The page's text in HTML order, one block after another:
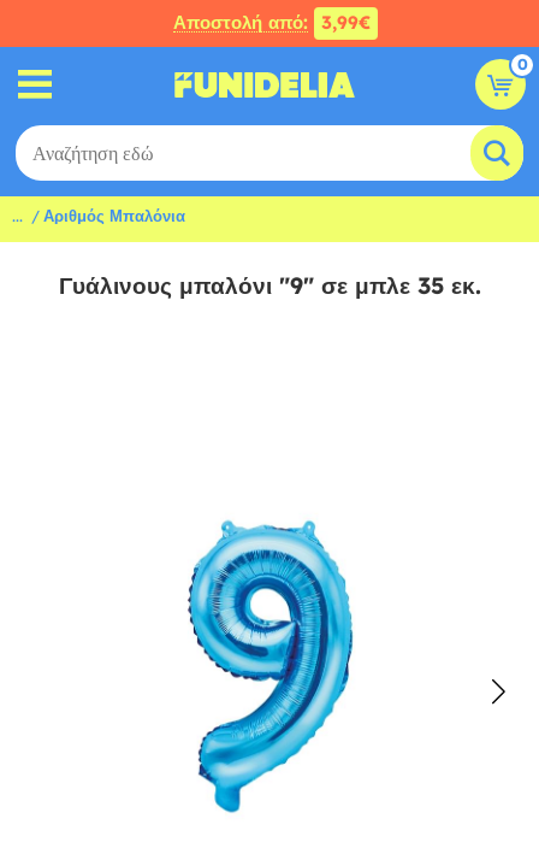
Αποστολή από: 3,99€
0
... Αριθμός Μπαλόνια
Γυάλινους μπαλόνι "9" σε μπλε 35 εκ.